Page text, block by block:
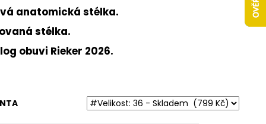
anatomická stélka.
stélka.
obuvi Rieker 2026.
NA VYŠŠÍM KLÍNKU